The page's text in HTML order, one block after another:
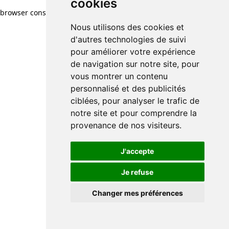
cookies
Nous utilisons des cookies et
d'autres technologies de suivi
pour améliorer votre expérience
de navigation sur notre site, pour
vous montrer un contenu
personnalisé et des publicités
ciblées, pour analyser le trafic de
notre site et pour comprendre la
provenance de nos visiteurs.
J'accepte
Je refuse
Changer mes préférences
browser console for more information)